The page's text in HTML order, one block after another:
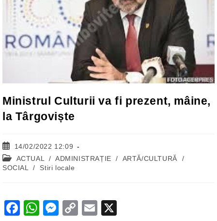
Ministrul Culturii va fi prezent, mâine,
la Târgoviște
Post
published:
14/02/2022 12:09
Post
category:
ACTUAL / ADMINISTRAȚIE / ARTĂ/CULTURĂ
/
SOCIAL
/ Stiri locale
F
W
M
C
E